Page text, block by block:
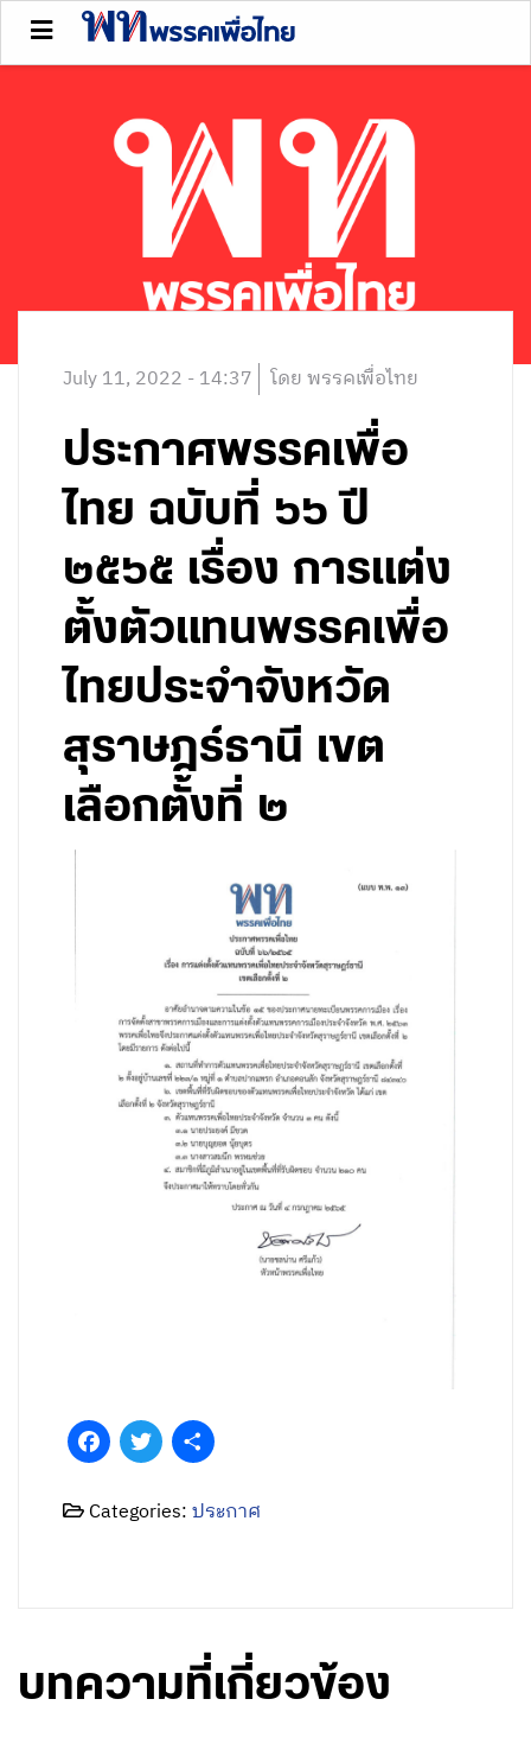
July 11, 2022 - 14:37 โดย พรรคเพื่อไทย
ประกาศพรรคเพื่อ
ไทย ฉบับที่ ๖๖ ปี
๒๕๖๕ เรื่อง การแต่ง
ตั้งตัวแทนพรรคเพื่อ
ไทยประจำจังหวัด
สุราษฎร์ธานี เขต
เลือกตั้งที่ ๒
FacebookTwitter
Categories:ประกาศ
บทความที่เกี่ยวข้อง